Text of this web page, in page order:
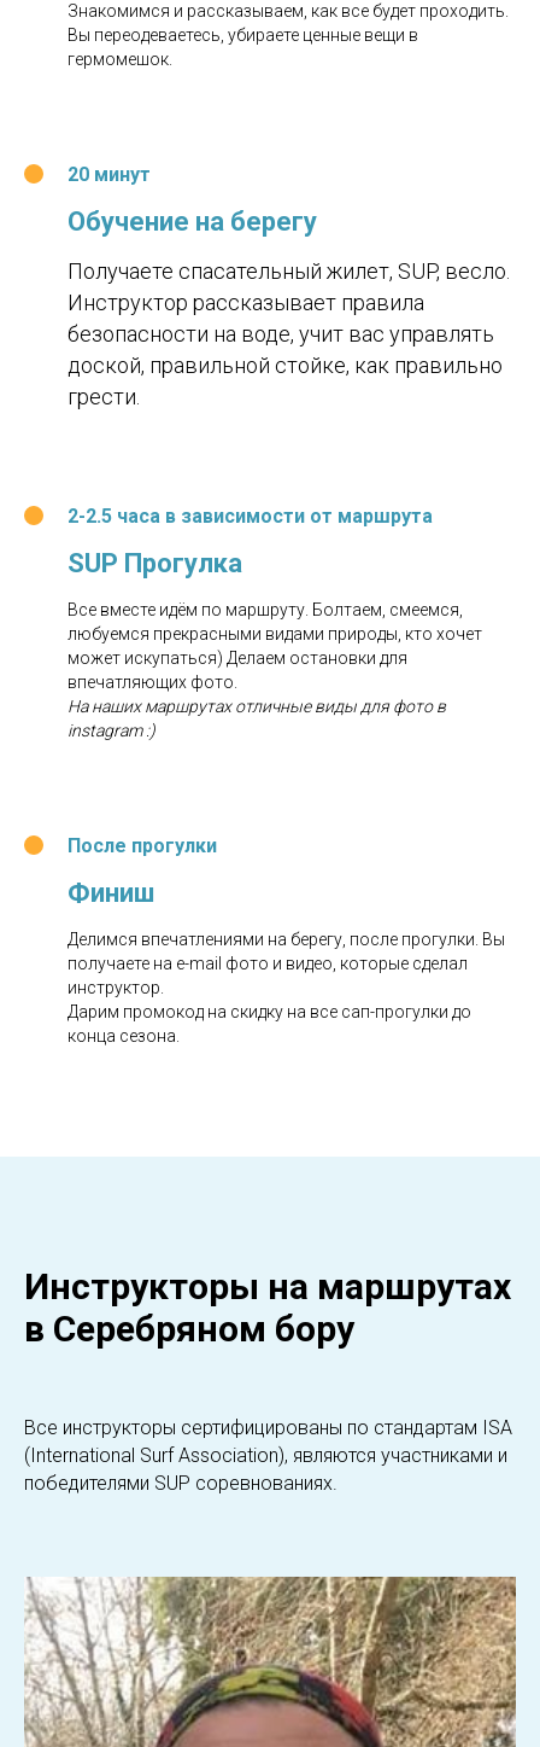
Знакомимся и рассказываем, как все будет проходить.
Вы переодеваетесь, убираете ценные вещи в
гермомешок.
20 минут
Обучение на берегу
Получаете спасательный жилет, SUP, весло.
Инструктор рассказывает правила
безопасности на воде, учит вас управлять
доской, правильной стойке, как правильно
грести.
2-2.5 часа в зависимости от маршрута
SUP Прогулка
Все вместе идём по маршруту. Болтаем, смеемся,
любуемся прекрасными видами природы, кто хочет
может искупаться) Делаем остановки для
впечатляющих фото.
На наших маршрутах отличные виды для фото в
instagram :)
После прогулки
Финиш
Делимся впечатлениями на берегу, после прогулки. Вы
получаете на e-mail фото и видео, которые сделал
инструктор.
Дарим промокод на скидку на все сап-прогулки до
конца сезона.
Инструкторы на маршрутах
в Серебряном бору
Все инструкторы сертифицированы по стандартам ISA
(International Surf Association), являются участниками и
победителями SUP соревнованиях.